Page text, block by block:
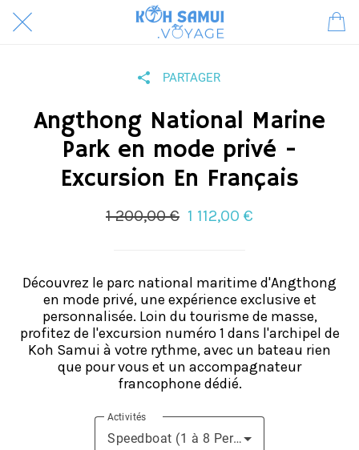
PARTAGER
Angthong National Marine
Park en mode privé -
Excursion En Français
1 200,00 € 1 112,00 €
Découvrez le parc national maritime d'Angthong
en mode privé, une expérience exclusive et
personnalisée. Loin du tourisme de masse,
profitez de l'excursion numéro 1 dans l'archipel de
Koh Samui à votre rythme, avec un bateau rien
que pour vous et un accompagnateur
francophone dédié.
Activités
Speedboat (1 à 8 Personnes)